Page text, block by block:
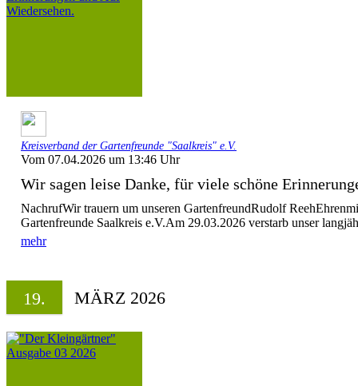
Kreisverband der Gartenfreunde "Saalkreis" e.V.
Vom 07.04.2026 um 13:46 Uhr
Wir sagen leise Danke, für viele schöne
NachrufWir trauern um unseren GartenfreundRudolf
Gartenfreunde Saalkreis e.V.Am 29.03.2026 verstarb unser
mehr
19. MÄRZ 2026